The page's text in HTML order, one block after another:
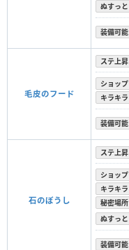
ぬすっと
装備可能
毛皮のフード
ステ上昇
ショップ
キラキラ
装備可能
石のぼうし
ステ上昇
ショップ
キラキラ
秘密場所
ぬすっと
装備可能